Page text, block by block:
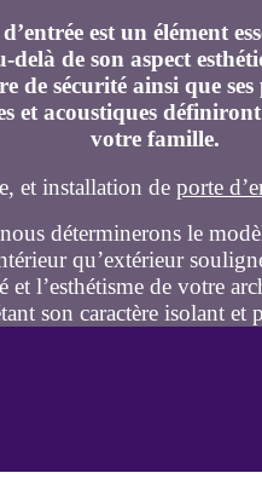
est un élément
delà de son aspect
de sécurité ainsi que
et acoustiques
votre famille.
et installation de porte
déterminerons le
qu’extérieur
et l’esthétisme de votre
son caractère isolant et